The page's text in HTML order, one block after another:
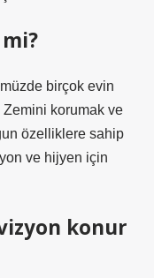
birçok evin
Zemini korumak ve
özelliklere sahip
ve hijyen için
konur